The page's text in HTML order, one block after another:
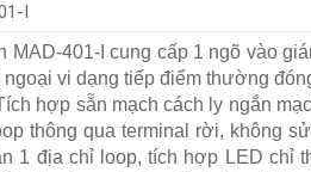
I
MAD-401-I cung cấp 1 ngõ vào
ngoại vi dạng tiếp điểm thường
hợp sẵn mạch cách ly ngắn
thông qua terminal rời, không
1 địa chỉ loop, tích hợp LED chỉ